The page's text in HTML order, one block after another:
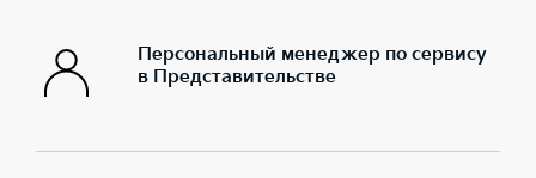
Персональный менеджер по сервису
в Представительстве